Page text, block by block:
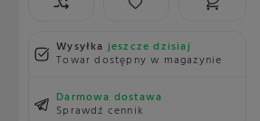
Wysyłkajeszcze dzisiaj
Towar dostępny w magazynie
Darmowa dostawa
Sprawdź cennik